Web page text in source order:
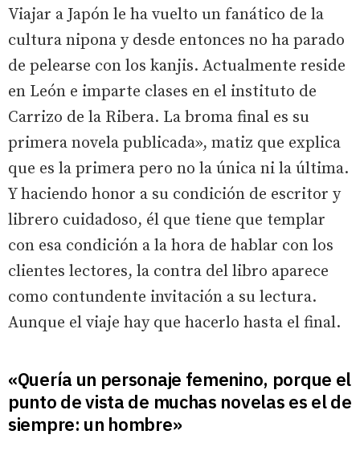
Viajar a Japón le ha vuelto un fanático de la
cultura nipona y desde entonces no ha parado
de pelearse con los kanjis. Actualmente reside
en León e imparte clases en el instituto de
Carrizo de la Ribera. La broma final es su
primera novela publicada», matiz que explica
que es la primera pero no la única ni la última.
Y haciendo honor a su condición de escritor y
librero cuidadoso, él que tiene que templar
con esa condición a la hora de hablar con los
clientes lectores, la contra del libro aparece
como contundente invitación a su lectura.
Aunque el viaje hay que hacerlo hasta el final.
«Quería un personaje femenino, porque el
punto de vista de muchas novelas es el de
siempre: un hombre»